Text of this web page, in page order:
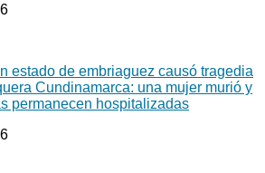
estado de embriaguez causó tragedia
Cundinamarca: una mujer murió y
permanecen hospitalizadas